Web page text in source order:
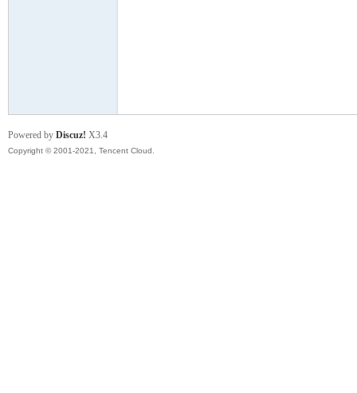
Powered by Discuz! X3.4
Copyright © 2001-2021, Tencent Cloud.